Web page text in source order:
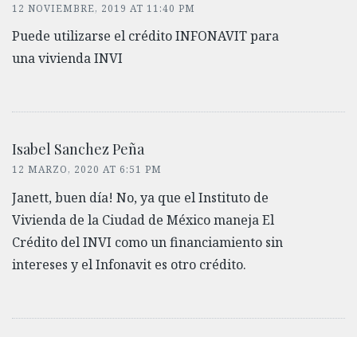
12 NOVIEMBRE, 2019 AT 11:40 PM
Puede utilizarse el crédito INFONAVIT para
una vivienda INVI
Isabel Sanchez Peña
12 MARZO, 2020 AT 6:51 PM
Janett, buen día! No, ya que el Instituto de
Vivienda de la Ciudad de México maneja El
Crédito del INVI como un financiamiento sin
intereses y el Infonavit es otro crédito.